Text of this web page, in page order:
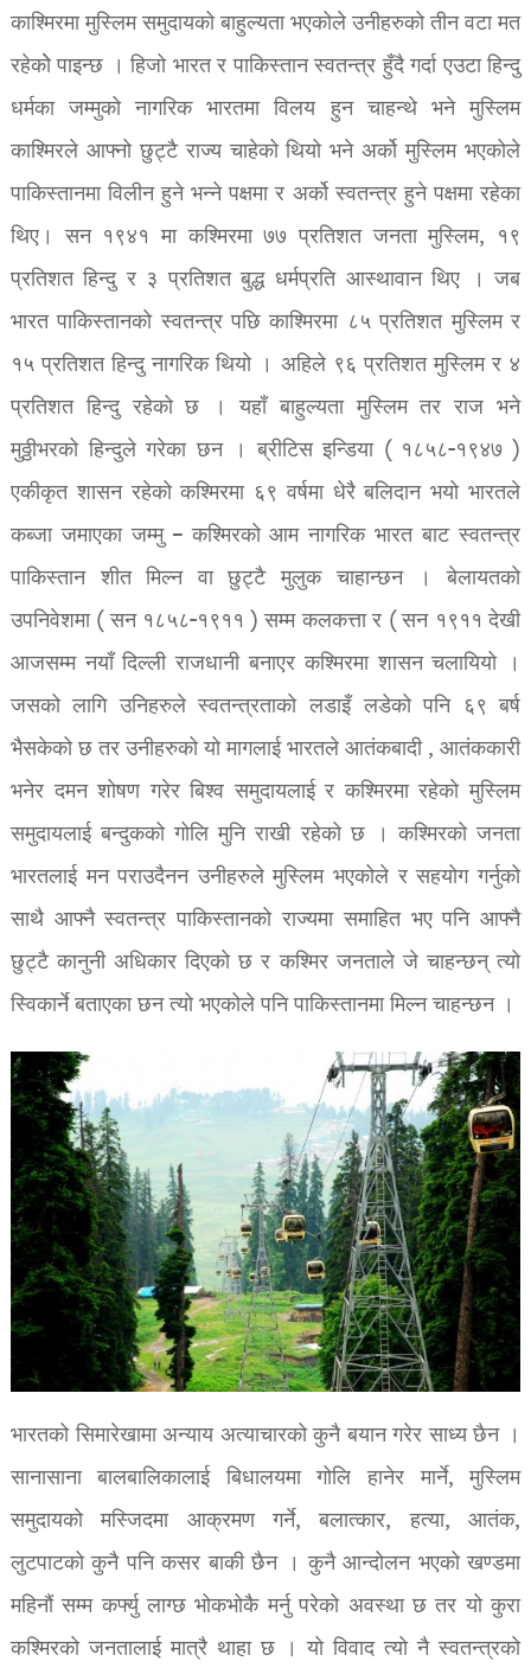
काश्मिरमा मुस्लिम समुदायको बाहुल्यता भएकोले उनीहरुको तीन वटा मत
रहेकोे पाइन्छ । हिजो भारत र पाकिस्तान स्वतन्त्र हुँदै गर्दा एउटा हिन्दु
धर्मका जम्मुको नागरिक भारतमा विलय हुन चाहन्थे भने मुस्लिम
काश्मिरले आफ्नो छुट्टै राज्य चाहेको थियो भने अर्को मुस्लिम भएकोले
पाकिस्तानमा विलीन हुने भन्ने पक्षमा र अर्को स्वतन्त्र हुने पक्षमा रहेका
थिए। सन १९४१ मा कश्मिरमा ७७ प्रतिशत जनता मुस्लिम, १९
प्रतिशत हिन्दु र ३ प्रतिशत बुद्ध धर्मप्रति आस्थावान थिए । जब
भारत पाकिस्तानको स्वतन्त्र पछि काश्मिरमा ८५ प्रतिशत मुस्लिम र
१५ प्रतिशत हिन्दु नागरिक थियो । अहिले ९६ प्रतिशत मुस्लिम र ४
प्रतिशत हिन्दु रहेको छ । यहाँ बाहुल्यता मुस्लिम तर राज भने
मुठ्ठीभरको हिन्दुले गरेका छन । ब्रीटिस इन्डिया ( १८५८-१९४७ )
एकीकृत शासन रहेको कश्मिरमा ६९ वर्षमा धेरै बलिदान भयो भारतले
कब्जा जमाएका जम्मु – कश्मिरको आम नागरिक भारत बाट स्वतन्त्र
पाकिस्तान शीत मिल्न वा छुट्टै मुलुक चाहान्छन । बेलायतको
उपनिवेशमा ( सन १८५८-१९११ ) सम्म कलकत्ता र ( सन १९११ देखी
आजसम्म नयाँ दिल्ली राजधानी बनाएर कश्मिरमा शासन चलायियो ।
जसको लागि उनिहरुले स्वतन्त्रताको लडाइँ लडेको पनि ६९ बर्ष
भैसकेको छ तर उनीहरुको यो मागलाई भारतले आतंकबादी , आतंककारी
भनेर दमन शोषण गरेर बिश्व समुदायलाई र कश्मिरमा रहेको मुस्लिम
समुदायलाई बन्दुकको गोलि मुनि राखी रहेको छ । कश्मिरको जनता
भारतलाई मन पराउदैनन उनीहरुले मुस्लिम भएकोले र सहयोग गर्नुको
साथै आफ्नै स्वतन्त्र पाकिस्तानको राज्यमा समाहित भए पनि आफ्नै
छुट्टै कानुनी अधिकार दिएको छ र कश्मिर जनताले जे चाहन्छन् त्यो
स्विकार्ने बताएका छन त्यो भएकोले पनि पाकिस्तानमा मिल्न चाहन्छन ।
भारतको सिमारेखामा अन्याय अत्याचारको कुनै बयान गरेर साध्य छैन ।
सानासाना बालबालिकालाई बिधालयमा गोलि हानेर मार्ने, मुस्लिम
समुदायको मस्जिदमा आक्रमण गर्ने, बलात्कार, हत्या, आतंक,
लुटपाटको कुनै पनि कसर बाकी छैन । कुनै आन्दोलन भएको खण्डमा
महिनौं सम्म कर्फ्यु लाग्छ भोकभोकै मर्नु परेको अवस्था छ तर यो कुरा
कश्मिरको जनतालाई मात्रै थाहा छ । यो विवाद त्यो नै स्वतन्त्रको